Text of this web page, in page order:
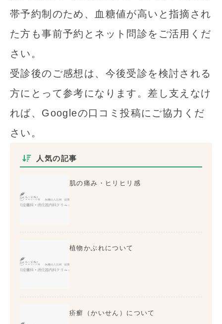
帯予約制のため、血糖値が高いと指摘され
た方も事前予約とネット問診をご活用くだ
さい。
受診後のご感想は、今後受診を検討される
方にとって参考になります。差し支えなけ
れば、Googleの口コミ投稿にご協力くだ
さい。
人気の記事
肌の痛み・ヒリヒリ感
植物かぶれについて
疥癬（かいせん）について